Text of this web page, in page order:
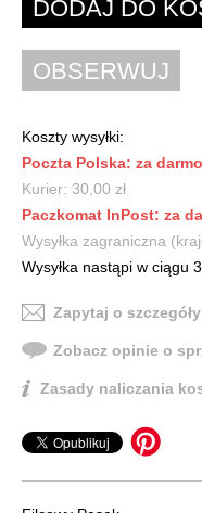
Koszty wysyłki:
Poczta Polska: za darmo
Kurier: 30,00 zł
Paczkomat InPost: za
Wysyłka zagraniczna
Wysyłka nastąpi w ciągu
Zapytaj o
Zobacz opinie o
Zasady naliczania